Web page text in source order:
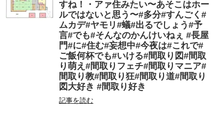
すね！・アァ住みたい〜あそこはホー
ルではないと思う〜#多分#すんごく#
ムカデ#ヤモリ#蟻#出るでしょう#予
言#でも#そんなのかんけいねぇ #長屋
門#に#住む#妄想中#今夜は#これで#
ご飯何杯でも#いける#間取り図#間取
り萌え#間取りフェチ#間取りマニア#
間取り教#間取り狂#間取り道#間取り
図大好き #間取り好き
記事を読む